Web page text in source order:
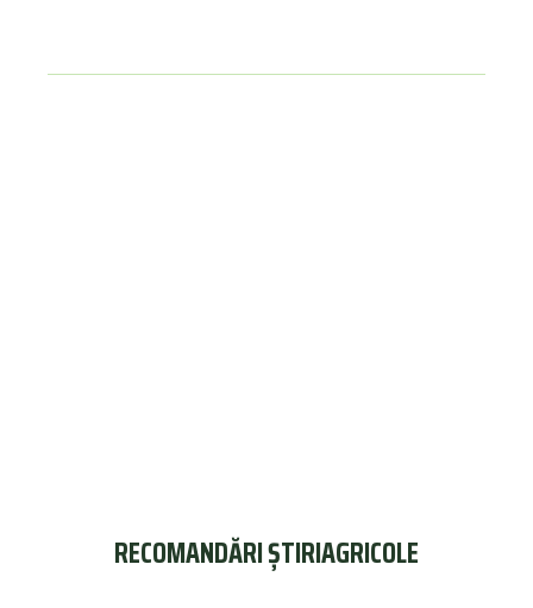
RECOMANDĂRI ȘTIRIAGRICOLE